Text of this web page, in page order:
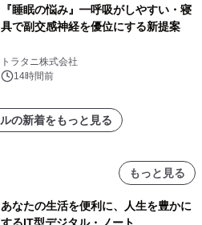
『睡眠の悩み』━呼吸がしやすい・寝
具で副交感神経を優位にする新提案
トラタニ株式会社
14時間前
の新着をもっと見る
もっと見る
あなたの生活を便利に、人生を豊かに